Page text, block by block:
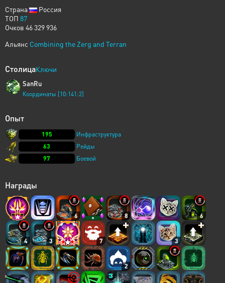
Страна
Россия
ТОП 87
Очков 46 329 936
Альянс Combining the Zerg and Terran
СтолицаКлючи
SanRu
Координаты [10:141:2]
Опыт
195
Инфраструктура
63
Рейды
97
Боевой
Награды
6 8 6
4 3 7 3
2